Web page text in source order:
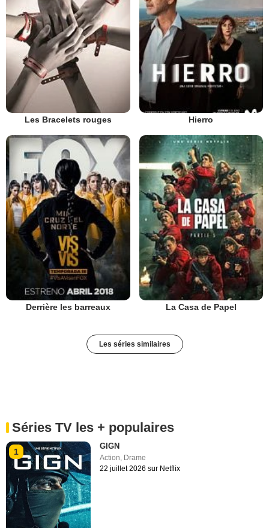
Les Bracelets rouges Hierro
Derrière les barreaux La Casa de Papel
Les séries similaires
Séries TV les + populaires
1
GIGN
Action, Drame
22 juillet 2026 sur Netflix